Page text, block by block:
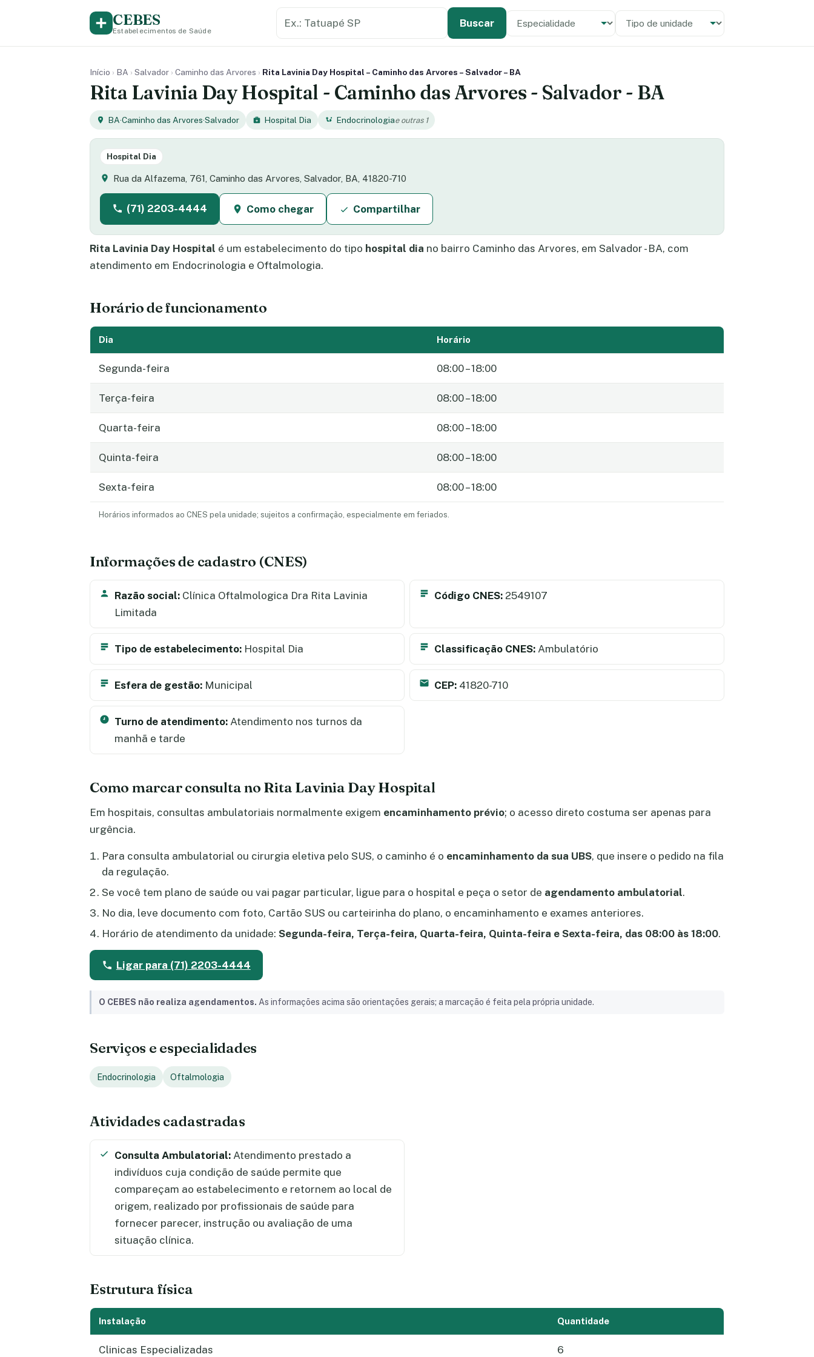
CEBES
Estabelecimentos de Saúde
Buscar Especialidade
Tipo de unidade
Início › BA › Salvador › Caminho das Arvores › Rita Lavinia Day Hospital – Caminho das Arvores – Salvador – BA
Rita Lavinia Day Hospital - Caminho das Arvores - Salvador - BA
BA·Caminho das Arvores·Salvador Hospital Dia Endocrinologiae outras 1
Hospital Dia
Rua da Alfazema, 761, Caminho das Arvores, Salvador, BA, 41820-710
(71) 2203-4444 Como chegar Compartilhar
Rita Lavinia Day Hospital é um estabelecimento do tipo hospital dia no bairro Caminho das Arvores, em Salvador - BA, com
atendimento em Endocrinologia e Oftalmologia.
Horário de funcionamento
Dia Horário
Segunda-feira 08:00 – 18:00
Terça-feira 08:00 – 18:00
Quarta-feira 08:00 – 18:00
Quinta-feira 08:00 – 18:00
Sexta-feira 08:00 – 18:00
Horários informados ao CNES pela unidade; sujeitos a confirmação, especialmente em feriados.
Informações de cadastro (CNES)
Razão social: Clínica Oftalmologica Dra Rita Lavinia
Limitada
Código CNES: 2549107
Tipo de estabelecimento: Hospital Dia Classificação CNES: Ambulatório
Esfera de gestão: Municipal CEP: 41820-710
Turno de atendimento: Atendimento nos turnos da
manhã e tarde
Como marcar consulta no Rita Lavinia Day Hospital
Em hospitais, consultas ambulatoriais normalmente exigem encaminhamento prévio; o acesso direto costuma ser apenas para
urgência.
Para consulta ambulatorial ou cirurgia eletiva pelo SUS, o caminho é o encaminhamento da sua UBS, que insere o pedido na fila
da regulação.
Se você tem plano de saúde ou vai pagar particular, ligue para o hospital e peça o setor de agendamento ambulatorial.
No dia, leve documento com foto, Cartão SUS ou carteirinha do plano, o encaminhamento e exames anteriores.
Horário de atendimento da unidade: Segunda-feira, Terça-feira, Quarta-feira, Quinta-feira e Sexta-feira, das 08:00 às 18:00.
Ligar para (71) 2203-4444
O CEBES não realiza agendamentos. As informações acima são orientações gerais; a marcação é feita pela própria unidade.
Serviços e especialidades
Endocrinologia Oftalmologia
Atividades cadastradas
Consulta Ambulatorial: Atendimento prestado a
indivíduos cuja condição de saúde permite que
compareçam ao estabelecimento e retornem ao local de
origem, realizado por profissionais de saúde para
fornecer parecer, instrução ou avaliação de uma
situação clínica.
Estrutura física
Instalação Quantidade
Clinicas Especializadas 6